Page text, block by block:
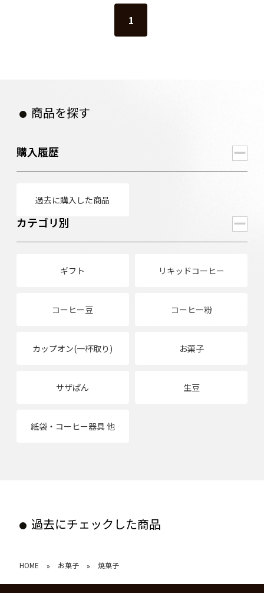
1
商品を探す
購入履歴
過去に購入した商品
カテゴリ別
ギフト リキッドコーヒー
コーヒー豆 コーヒー粉
カップオン(一杯取り) お菓子
サザぱん 生豆
紙袋・コーヒー器具 他
過去にチェックした商品
HOME » お菓子 » 焼菓子